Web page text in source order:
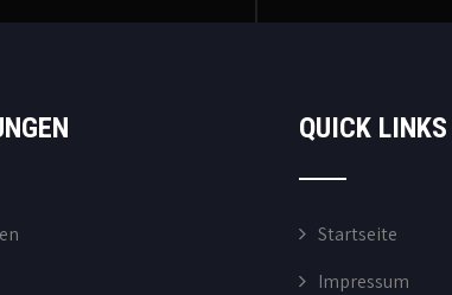
QUICK LINKS
Startseite
Impressum